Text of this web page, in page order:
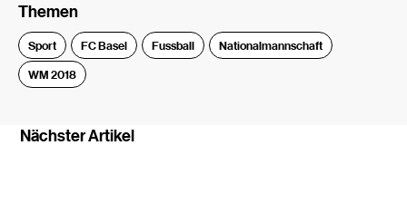
Themen
Sport FC Basel Fussball
Nationalmannschaft
WM 2018
Nächster Artikel